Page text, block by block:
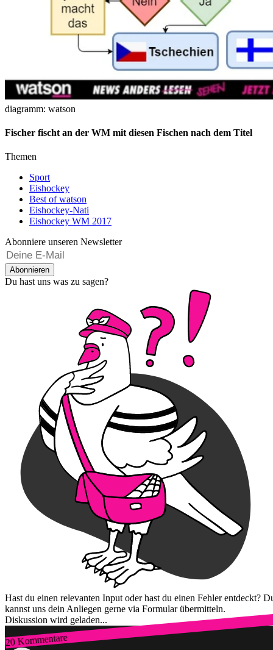
diagramm: watson
Fischer fischt an der WM mit diesen Fischen nach dem Titel
Themen
Sport
Eishockey
Best of watson
Eishockey-Nati
Eishockey WM 2017
Abonniere unseren Newsletter
Abonnieren
Du hast uns was zu sagen?
Hast du einen relevanten Input oder hast du einen Fehler entdeckt?
kannst uns dein Anliegen gerne via Formular übermitteln.
Diskussion wird geladen...
20 Kommentare
Zum Login